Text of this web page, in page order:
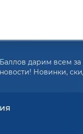
Баллов дарим всем за
новости! Новинки,